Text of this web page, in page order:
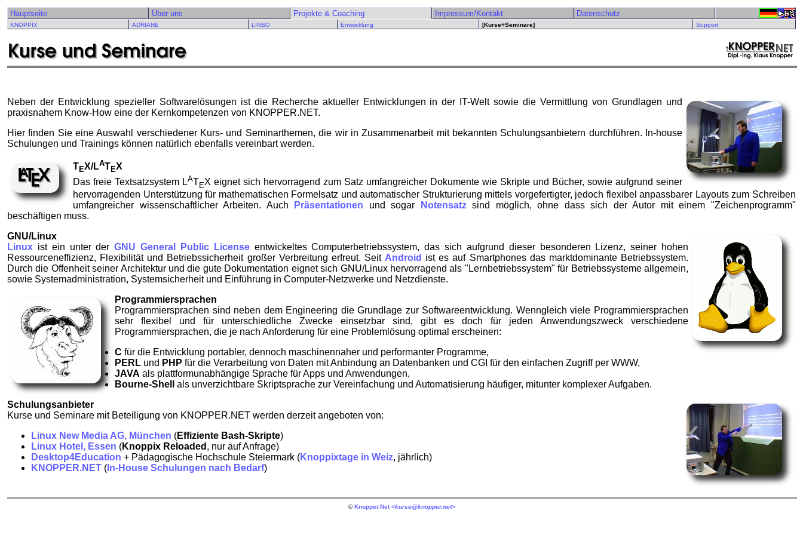
Hauptseite Über uns Projekte & Coaching Impressum/Kontakt Datenschutz
KNOPPIX ADRIANE LINBO Entwicklung [Kurse+Seminare] Support
Neben der Entwicklung spezieller Softwarelösungen ist die Recherche aktueller Entwicklungen in der IT-Welt sowie die Vermittlung von Grundlagen und
praxisnahem Know-How eine der Kernkompetenzen von KNOPPER.NET.
Hier finden Sie eine Auswahl verschiedener Kurs- und Seminarthemen, die wir in Zusammenarbeit mit bekannten Schulungsanbietern durchführen. In-house
Schulungen und Trainings können natürlich ebenfalls vereinbart werden.
TEX/LATEX
Das freie Textsatzsystem LATEX eignet sich hervorragend zum Satz umfangreicher Dokumente wie Skripte und Bücher, sowie aufgrund seiner
hervorragenden Unterstützung für mathematischen Formelsatz und automatischer Strukturierung mittels vorgefertigter, jedoch flexibel anpassbarer Layouts zum Schreiben
umfangreicher wissenschaftlicher Arbeiten. Auch
Präsentationen und sogar Notensatzsind möglich, ohne dass sich der Autor mit einem "Zeichenprogramm"
beschäftigen muss.
GNU/Linux
Linux ist ein unter derGNU General Public Licenseentwickeltes Computerbetriebssystem, das sich aufgrund dieser besonderen Lizenz, seiner hohen
Ressourceneffizienz, Flexibilität und Betriebssicherheit großer Verbreitung erfreut. Seit Android ist es auf Smartphones das marktdominante Betriebssystem.
Durch die Offenheit seiner Architektur und die gute Dokumentation eignet sich GNU/Linux hervorragend als "Lernbetriebssystem" für Betriebssysteme allgemein,
sowie Systemadministration, Systemsicherheit und Einführung in Computer-Netzwerke und Netzdienste.
Programmiersprachen
Programmiersprachen sind neben dem Engineering die Grundlage zur Softwareentwicklung. Wenngleich viele Programmiersprachen
sehr flexibel und für unterschiedliche Zwecke einsetzbar sind, gibt es doch für jeden Anwendungszweck verschiedene
Programmiersprachen, die je nach Anforderung für eine Problemlösung optimal erscheinen:
C für die Entwicklung portabler, dennoch maschinennaher und performanter Programme,
PERL und PHP für die Verarbeitung von Daten mit Anbindung an Datenbanken und CGI für den einfachen Zugriff per WWW,
JAVA als plattformunabhängige Sprache für Apps und Anwendungen,
Bourne-Shell
als unverzichtbare Skriptsprache zur Vereinfachung und Automatisierung häufiger, mitunter komplexer Aufgaben.
Schulungsanbieter
Kurse und Seminare mit Beteiligung von KNOPPER.NET werden derzeit angeboten von:
Linux New Media AG, München (Effiziente Bash-Skripte)
Linux Hotel, Essen (Knoppix Reloaded , nur auf Anfrage)
Desktop4Education + Pädagogische Hochschule Steiermark (Knoppixtage in Weiz, jährlich)
KNOPPER.NET ( In-House Schulungen nach Bedarf)
©Knopper.Net <kurse@knopper.net>